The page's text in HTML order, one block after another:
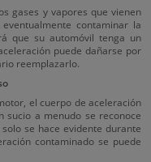
gases y vapores que vienen
contaminar la
que su automóvil tenga un
puede dañarse por
reemplazarlo.
el cuerpo de aceleración
sucio a menudo se reconoce
se hace evidente durante
contaminado se puede